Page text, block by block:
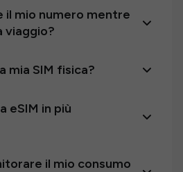
il mio numero mentre
viaggio?
mia SIM fisica?
eSIM in più
il mio consumo